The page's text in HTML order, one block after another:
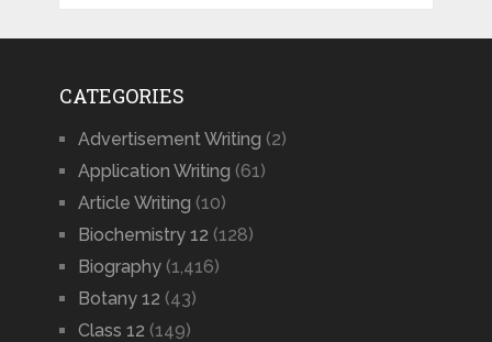
CATEGORIES
Advertisement Writing (2)
Application Writing (61)
Article Writing (10)
Biochemistry 12 (128)
Biography(1,416)
Botany 12 (43)
Class 12 (149)